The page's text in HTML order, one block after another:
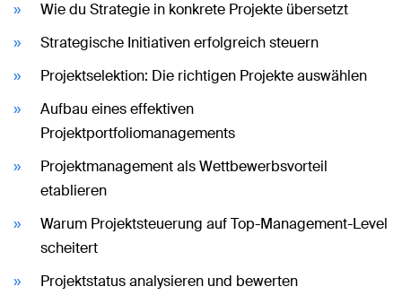
Wie du Strategie in konkrete Projekte übersetzt
Strategische Initiativen erfolgreich steuern
Projektselektion: Die richtigen Projekte auswählen
Aufbau eines effektiven
Projektportfoliomanagements
Projektmanagement als Wettbewerbsvorteil
etablieren
Warum Projektsteuerung auf Top-Management-Level
scheitert
Projektstatus analysieren und bewerten